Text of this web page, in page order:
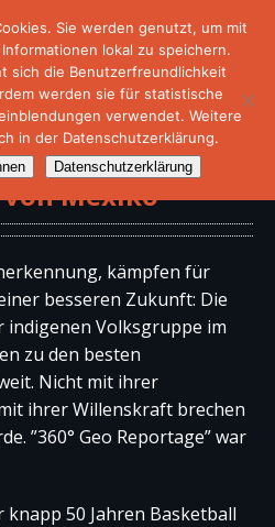
– Die kleinen
Mexiko
kämpfen für
besseren Zukunft: Die
indigenen Volksgruppe im
zu den besten
Nicht mit ihrer
ihrer Willenskraft brechen
”360° Geo Reportage” war
50 Jahren Basketball
Sie werden genutzt, um mit
lokal zu speichern.
sich die Benutzerfreundlichkeit
werden sie für statistische
verwendet. Weitere
in der Datenschutzerklärung.
Datenschutzerklärung